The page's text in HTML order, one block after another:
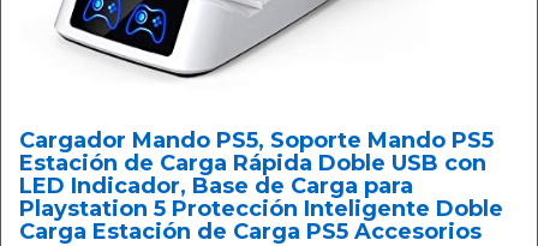
Cargador Mando PS5, Soporte Mando PS5
Estación de Carga Rápida Doble USB con
LED Indicador, Base de Carga para
Playstation 5 Protección Inteligente Doble
Carga Estación de Carga PS5 Accesorios